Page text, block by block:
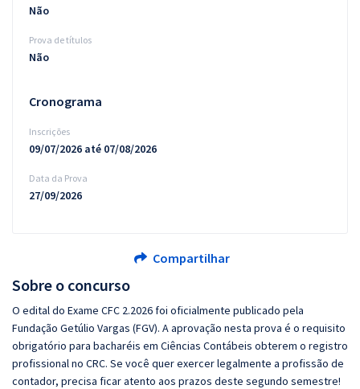
Sobre o concurso
O edital do Exame CFC 2.2026 foi oficialmente publicado pela
Fundação Getúlio Vargas (FGV). A aprovação nesta prova é o requisito
obrigatório para bacharéis em Ciências Contábeis obterem o registro
profissional no CRC. Se você quer exercer legalmente a profissão de
contador, precisa ficar atento aos prazos deste segundo semestre!
Não
Prova de títulos
Não
Cronograma
Inscrições
09/07/2026 até 07/08/2026
Data da Prova
27/09/2026
Compartilhar